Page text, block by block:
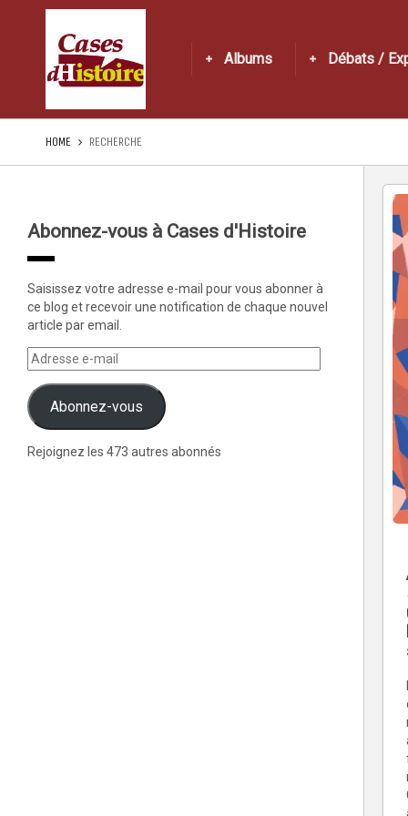
Albums Débats /
HOME RECHERCHE
Abonnez-vous à Cases d'Histoire
Saisissez votre adresse e-mail pour vous abonner à
ce blog et recevoir une notification de chaque nouvel
article par email.
Abonnez-vous
Rejoignez les 473 autres abonnés